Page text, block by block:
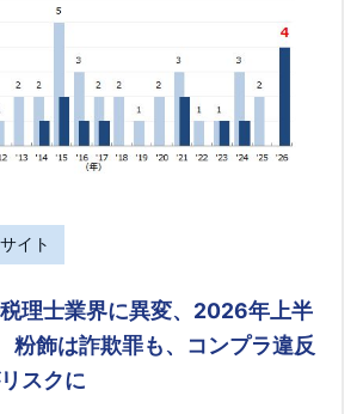
イト
理士業界に異変、2026年上半
飾は詐欺罪も、コンプラ違反
スクに